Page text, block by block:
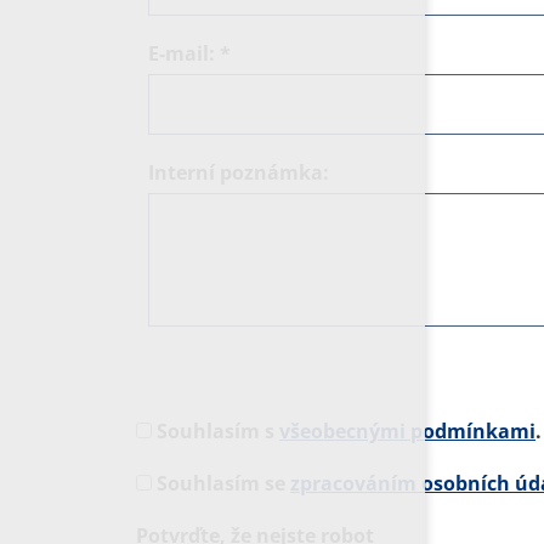
všeobecnými podmínkami.
zpracováním osobních